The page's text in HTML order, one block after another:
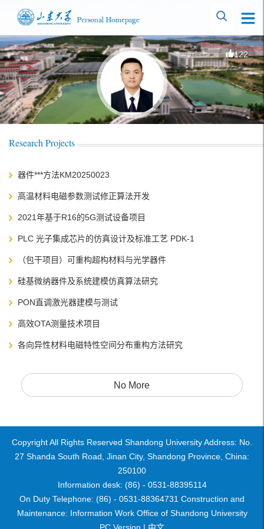
122
Research Projects
器件***方法KM20250023
高温材料电磁参数测试修正算法开发
2021年基于R16的5G测试设备项目
PLC 光子集成芯片的仿真设计及标准工艺 PDK-1
（包干项目）可重构超构材料与光学器件
硅基微纳器件及系统建模仿真算法研究
PON直调激光器建模与测试
高效OTA测量技术项目
各向异性材料电磁特性空间分布重构方法研究
No More
Copyright All Rights Reserved Shandong University Address: No.
27 Shanda South Road, Jinan City, Shandong Province, China:
250100
Information desk: (86) - 0531-88395114
On Duty Telephone: (86) - 0531-88364731 Construction and
Maintenance: Information Work Office of Shandong University